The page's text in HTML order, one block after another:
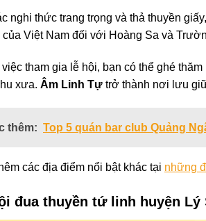
nghi thức trang trọng và thả thuyền
của Việt Nam đối với Hoàng Sa và
việc tham gia lễ hội, bạn có thể ghé thăm
xưa. Âm Linh Tự trở thành nơi lưu
thêm: Top 5 quán bar club Quảng
các địa điểm nổi bật khác tại những
đua thuyền tứ linh huyện Lý